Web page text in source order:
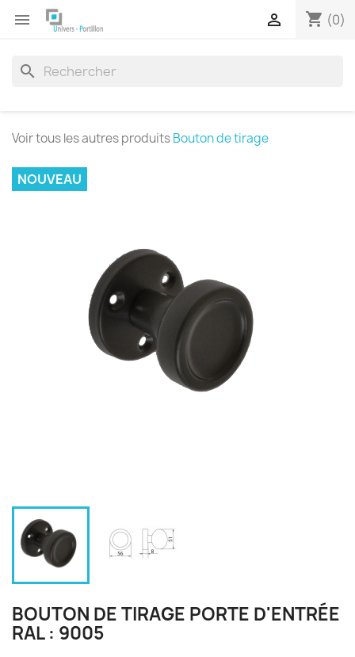
 shopping_cart (0)

search
Voir tous les autres produitsBouton de tirage
NOUVEAU
BOUTON DE TIRAGE PORTE D'ENTRÉE
RAL : 9005